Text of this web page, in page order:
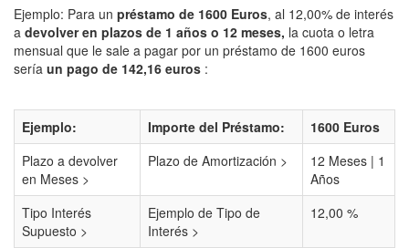
Ejemplo: Para un préstamo de 1600 Euros, al 12,00% de interés
a devolver en plazos de 1 años o 12 meses, la cuota o letra
mensual que le sale a pagar por un préstamo de 1600 euros
sería un pago de 142,16 euros :
Ejemplo: Importe del Préstamo:
1600 Euros
Plazo a devolver
en Meses >
Plazo de Amortización >
12 Meses | 1
Años
Tipo Interés
Supuesto >
Ejemplo de Tipo de
Interés >
12,00 %